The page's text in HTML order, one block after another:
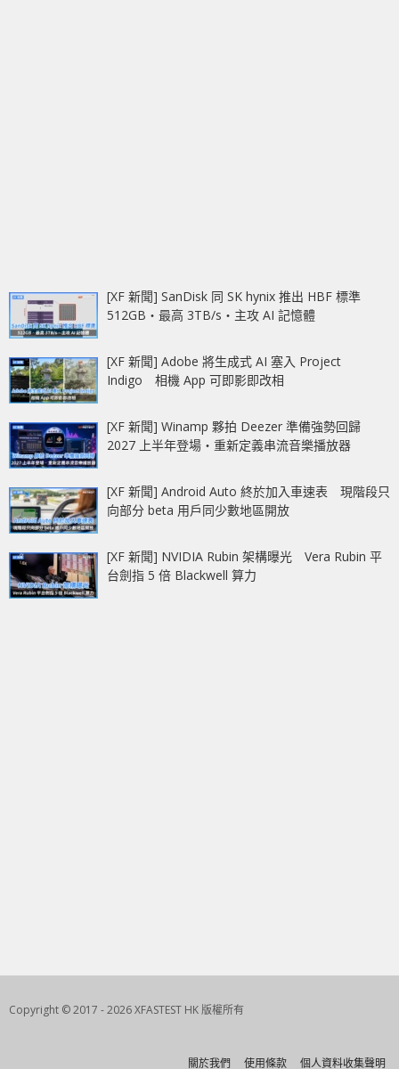
[XF 新聞] SanDisk 同 SK hynix 推出 HBF 標準
512GB‧最高 3TB/s‧主攻 AI 記憶體
[XF 新聞] Adobe 將生成式 AI 塞入 Project
Indigo 相機 App 可即影即改相
[XF 新聞] Winamp 夥拍 Deezer 準備強勢回歸
2027 上半年登場‧重新定義串流音樂播放器
[XF 新聞] Android Auto 終於加入車速表 現階段只
向部分 beta 用戶同少數地區開放
[XF 新聞] NVIDIA Rubin 架構曝光 Vera Rubin 平
台劍指 5 倍 Blackwell 算力
Copyright © 2017 - 2026 XFASTEST HK 版權所有
關於我們 使用條款 個人資料收集聲明